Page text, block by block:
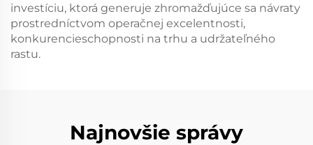
investíciu, ktorá generuje zhromažďujúce sa návraty
prostredníctvom operačnej excelentnosti,
konkurencieschopnosti na trhu a udržateľného
rastu.
Najnovšie správy